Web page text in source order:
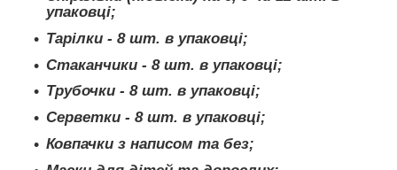
упаковці;
Тарілки - 8 шт. в упаковці;
Стаканчики - 8 шт. в упаковці;
Трубочки - 8 шт. в упаковці;
Серветки - 8 шт. в упаковці;
Ковпачки з написом та без;